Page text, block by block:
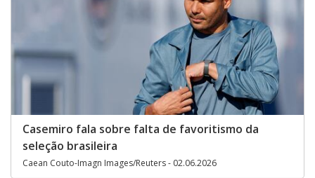
Casemiro fala sobre falta de favoritismo da
seleção brasileira
Caean Couto-Imagn Images/Reuters - 02.06.2026